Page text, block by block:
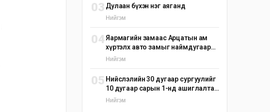
03 Дулаан бүхэн нэг аяганд
Нийгэм
04 Яармагийн замаас Арцатын ам
хүртэлх авто замыг наймдугаар
сарын 25-ныг хүртэл түр хаана
Нийгэм
05 Нийслэлийн 30 дугаар сургуулийг
10 дугаар сарын 1-нд ашиглалтад
оруулна
Нийгэм